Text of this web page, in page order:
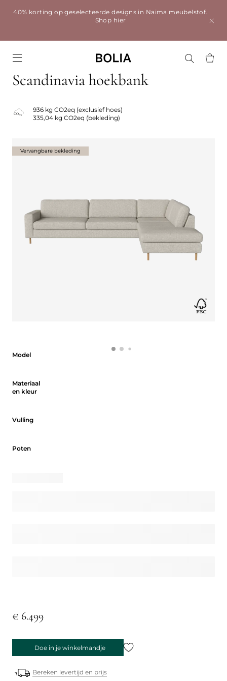
40% korting op geselecteerde designs in Naima meubelstof.
Shop hier
Scandinavia hoekbank
936 kg CO2eq (exclusief hoes)
335,04 kg CO2eq (bekleding)
Model
Materiaal
en kleur
Vulling
Poten
€ 6.499
Doe in je winkelmandje
Bereken levertijd en prijs
Vervangbare bekleding